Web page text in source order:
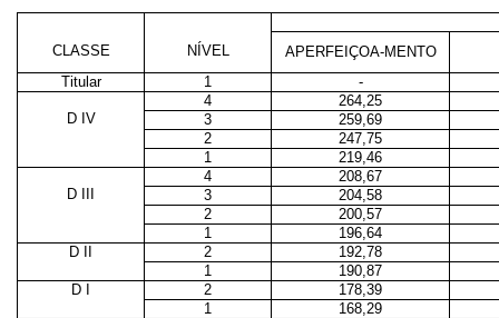
CLASSE NÍVEL APERFEIÇOA-MENTO
Titular
1
-
4
264,25
D IV
3
259,69
2
247,75
1
219,46
4
208,67
D III
3
204,58
2
200,57
1
196,64
D II
2
192,78
1
190,87
D I
2
178,39
1
168,29